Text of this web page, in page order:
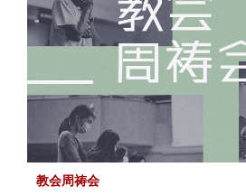
教会周祷会